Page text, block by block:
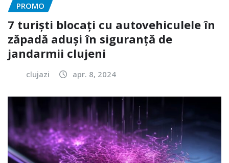
PROMO
7 turiști blocați cu autovehiculele în
zăpadă aduși în siguranță de
jandarmii clujeni
clujazi apr. 8, 2024